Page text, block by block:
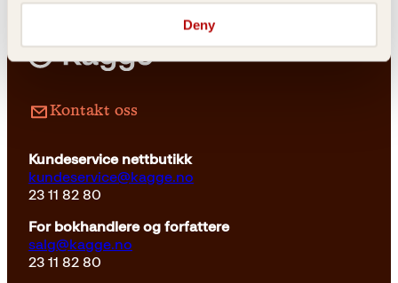
Deny
Kontakt oss
Kundeservice nettbutikk
kundeservice@kagge.no
23 11 82 80
For bokhandlere og forfattere
salg@kagge.no
23 11 82 80